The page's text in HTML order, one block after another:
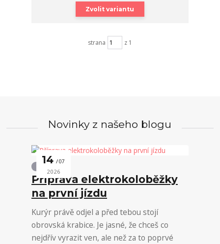
Zvolit variantu
strana z 1
Novinky z našeho blogu
14 07
2026
Příprava elektrokoloběžky
na první jízdu
Kurýr právě odjel a před tebou stojí
obrovská krabice. Je jasné, že chceš co
nejdřív vyrazit ven, ale než za to poprvé